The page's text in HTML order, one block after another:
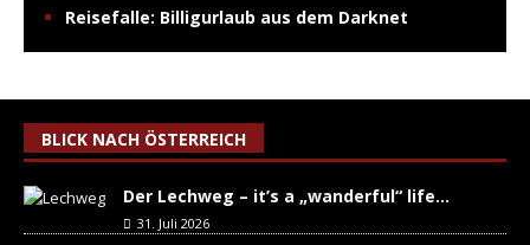
Reisefalle: Billigurlaub aus dem Darknet
BLICK NACH ÖSTERREICH
Der Lechweg – it’s a „wanderful“ life…
31. Juli 2026